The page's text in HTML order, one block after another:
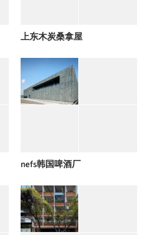
上东木炭桑拿屋
nefs韩国啤酒厂